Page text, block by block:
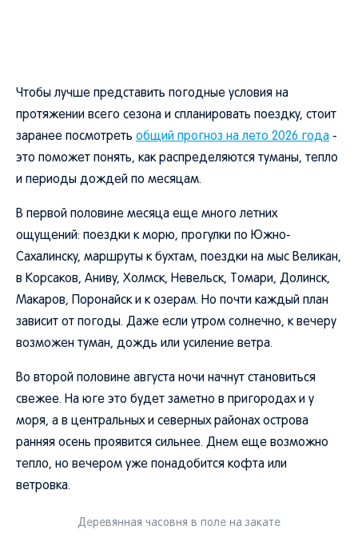
Чтобы лучше представить погодные условия на
протяжении всего сезона и спланировать поездку, стоит
заранее посмотреть общий прогноз на лето 2026 года -
это поможет понять, как распределяются туманы, тепло
и периоды дождей по месяцам.
В первой половине месяца еще много летних
ощущений: поездки к морю, прогулки по Южно-
Сахалинску, маршруты к бухтам, поездки на мыс Великан,
в Корсаков, Аниву, Холмск, Невельск, Томари, Долинск,
Макаров, Поронайск и к озерам. Но почти каждый план
зависит от погоды. Даже если утром солнечно, к вечеру
возможен туман, дождь или усиление ветра.
Во второй половине августа ночи начнут становиться
свежее. На юге это будет заметно в пригородах и у
моря, а в центральных и северных районах острова
ранняя осень проявится сильнее. Днем еще возможно
тепло, но вечером уже понадобится кофта или
ветровка.
Деревянная часовня в поле на закате